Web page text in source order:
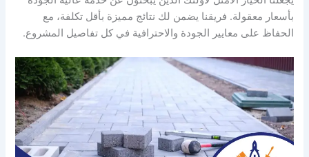
بأسعار معقولة. فريقنا يضمن لك نتائج مميزة بأقل تكلفة، مع
الحفاظ على معايير الجودة والاحترافية في كل تفاصيل المشروع.